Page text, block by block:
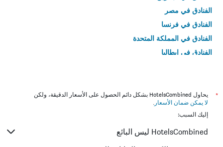
الفنادق في مصر
الفنادق في فرنسا
الفنادق في المملكة المتحدة
الفنادق في إيطاليا
*
يحاول HotelsCombined بشكل دائم الحصول على الأسعار الدقيقة، ولكن
لا يمكن ضمان الأسعار .
إليك السبب:
HotelsCombined ليس البائع